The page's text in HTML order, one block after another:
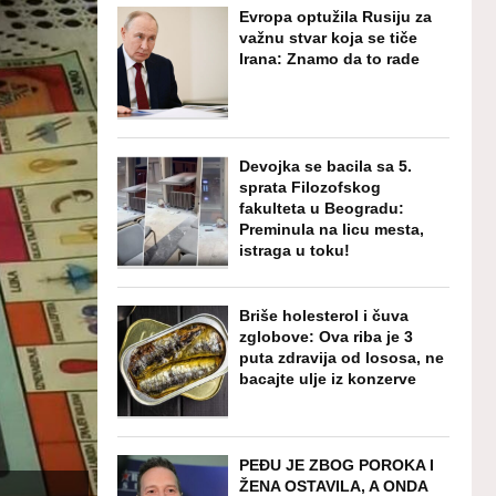
Evropa optužila Rusiju za
važnu stvar koja se tiče
Irana: Znamo da to rade
Devojka se bacila sa 5.
sprata Filozofskog
fakulteta u Beogradu:
Preminula na licu mesta,
istraga u toku!
Briše holesterol i čuva
zglobove: Ova riba je 3
puta zdravija od lososa, ne
bacajte ulje iz konzerve
PEĐU JE ZBOG POROKA I
ŽENA OSTAVILA, A ONDA